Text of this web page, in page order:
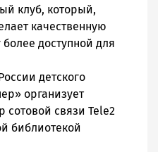
клуб, который,
качественную
доступной для
детского
организует
сотовой связи Tele2
библиотекой